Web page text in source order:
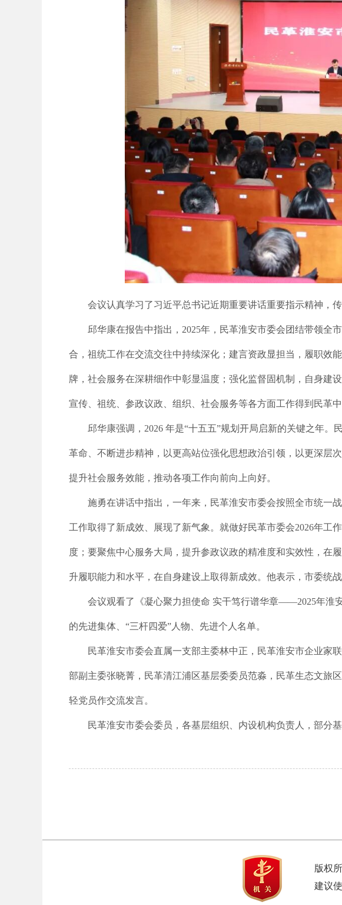
会议认真学习了习近平总书记近期重要讲话重要指示精神，
邱华康在报告中指出，2025年，民革淮安市委会团结带领全
合，祖统工作在交流交往中持续深化；建言资政显担当，履职效
牌，社会服务在深耕细作中彰显温度；强化监督固机制，自身建
宣传、祖统、参政议政、组织、社会服务等各方面工作得到民革
邱华康强调，2026 年是“十五五”规划开局启新的关键之年
革命、不断进步精神，以更高站位强化思想政治引领，以更深层
提升社会服务效能，推动各项工作向前向上向好。
施勇在讲话中指出，一年来，民革淮安市委会按照全市统一
工作取得了新成效、展现了新气象。就做好民革市委会2026年工
度；要聚焦中心服务大局，提升参政议政的精准度和实效性，在
升履职能力和水平，在自身建设上取得新成效。他表示，市委统
会议观看了《凝心聚力担使命 实干笃行谱华章——2025年淮
的先进集体、“三杆四爱”人物、先进个人名单。
民革淮安市委会直属一支部主委林中正，民革淮安市企业家
部副主委张晓菁，民革清江浦区基层委委员范淼，民革生态文旅
轻党员作交流发言。
民革淮安市委会委员，各基层组织、内设机构负责人，部分
版权
建议